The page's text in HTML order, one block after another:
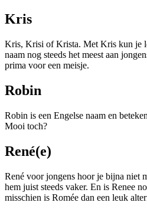
Kris
Kris, Krisi of Krista. Met Kris kun je
naam nog steeds het meest aan
prima voor een meisje.
Robin
Robin is een Engelse naam en
Mooi toch?
René(e)
René voor jongens hoor je bijna niet
hem juist steeds vaker. En is Renee
misschien is Romée dan een leuk